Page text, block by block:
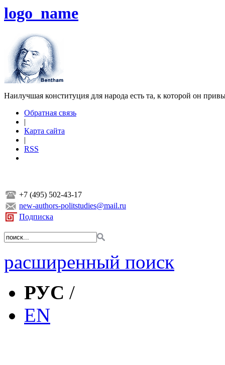
logo_name
Наилучшая конституция для народа есть та, к которой он
Обратная связь
|
Карта сайта
|
RSS
+7 (495) 502-43-17
new-authors-politstudies@mail.ru
Подписка
расширенный поиск
РУС /
EN